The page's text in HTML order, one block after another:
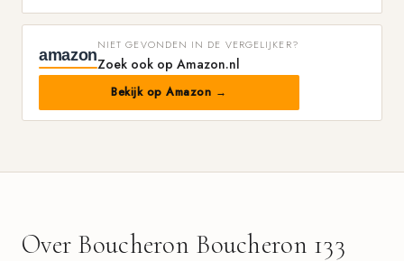
amazon
NIET GEVONDEN IN DE VERGELIJKER?
Zoek ook op Amazon.nl
Bekijk op Amazon →
Over Boucheron Boucheron 133